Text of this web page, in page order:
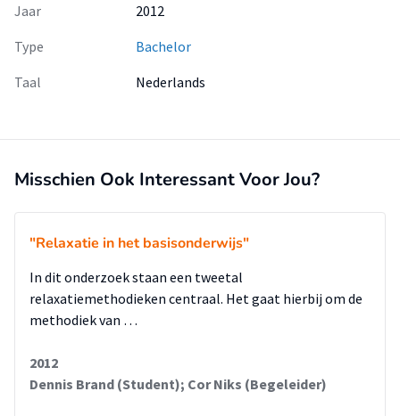
Jaar
2012
Type
Bachelor
Taal
Nederlands
Misschien Ook Interessant Voor Jou?
"Relaxatie in het basisonderwijs"
In dit onderzoek staan een tweetal
relaxatiemethodieken centraal. Het gaat hierbij om de
methodiek van …
2012
Dennis Brand (Student); Cor Niks (Begeleider)